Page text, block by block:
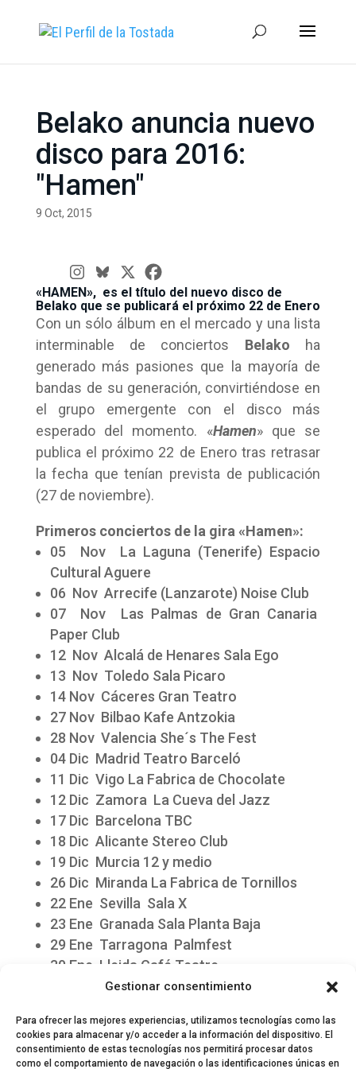
Gestionar consentimiento
Para ofrecer las mejores experiencias, utilizamos tecnologías como las
cookies para almacenar y/o acceder a la información del dispositivo. El
consentimiento de estas tecnologías nos permitirá procesar datos
como el comportamiento de navegación o las identificaciones únicas en
Belako anuncia nuevo
disco para 2016:
"Hamen"
9 Oct, 2015
«HAMEN», es el título del nuevo disco de
Belako que se publicará el próximo 22 de Enero
Con un sólo álbum en el mercado y una lista
interminable de conciertos Belako ha
generado más pasiones que la mayoría de
bandas de su generación, convirtiéndose en
el grupo emergente con el disco más
esperado del momento. «Hamen» que se
publica el próximo 22 de Enero tras retrasar
la fecha que tenían prevista de publicación
(27 de noviembre).
Primeros conciertos de la gira «Hamen»:
05 Nov La Laguna (Tenerife) Espacio
Cultural Aguere
06 Nov Arrecife (Lanzarote) Noise Club
07 Nov Las Palmas de Gran Canaria
Paper Club
12 Nov Alcalá de Henares Sala Ego
13 Nov Toledo Sala Picaro
14 Nov Cáceres Gran Teatro
27 Nov Bilbao Kafe Antzokia
28 Nov Valencia She´s The Fest
04 Dic Madrid Teatro Barceló
11 Dic Vigo La Fabrica de Chocolate
12 Dic Zamora La Cueva del Jazz
17 Dic Barcelona TBC
18 Dic Alicante Stereo Club
19 Dic Murcia 12 y medio
26 Dic Miranda La Fabrica de Tornillos
22 Ene Sevilla Sala X
23 Ene Granada Sala Planta Baja
29 Ene Tarragona Palmfest
30 Ene Lleida Café Teatre
05 Feb Zaragoza Las Armas